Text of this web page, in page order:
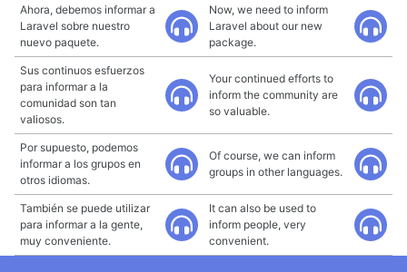
Ahora, debemos informar a
Laravel sobre nuestro
nuevo paquete.
Now, we need to inform
Laravel about our new
package.
Sus continuos esfuerzos
para informar a la
comunidad son tan
valiosos.
Your continued efforts to
inform the community are
so valuable.
Por supuesto, podemos
informar a los grupos en
otros idiomas.
Of course, we can inform
groups in other languages.
También se puede utilizar
para informar a la gente,
muy conveniente.
It can also be used to
inform people, very
convenient.